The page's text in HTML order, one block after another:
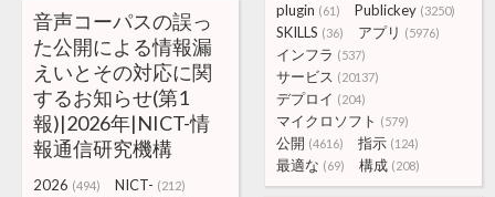
plugin (61) Publickey (3250)
SKILLS (36) アプリ (5976)
インフラ (537)
サービス (20137)
デプロイ (204)
マイクロソフト (579)
公開 (4616) 指示 (124)
最適な (69) 構成 (208)
音声コーパスの誤っ
た公開による情報漏
えいとその対応に関
するお知らせ(第1
報)|2026年|NICT-情
報通信研究機構
2026 (494) NICT- (212)